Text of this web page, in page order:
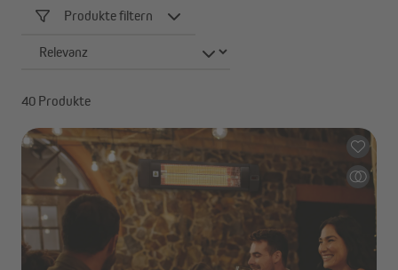
Produkte filtern
40 Produkte